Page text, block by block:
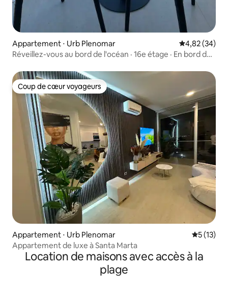
Appartement ⋅ Urb Plenomar Évaluation
4,82 (34)
Réveillez-vous au bord de l'océan · 16e étage · En bord de
Coup de cœur voyageurs
Coup de cœur voyageurs
Appartement ⋅ Urb Plenomar
5 (13)
Appartement de luxe à Santa Marta
Location de maisons avec accès à la
plage